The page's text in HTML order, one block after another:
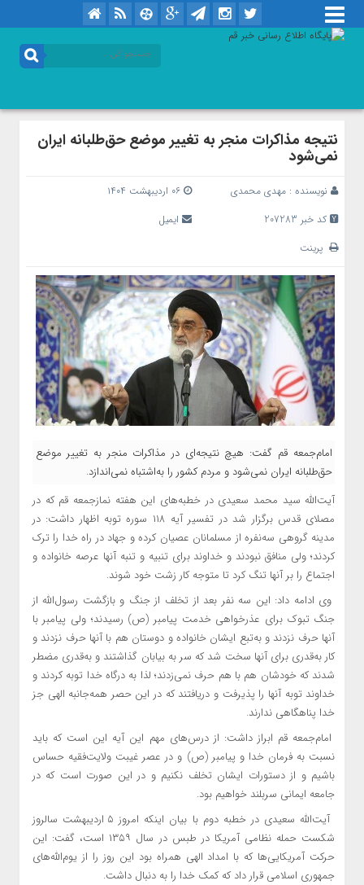
نتیجه‌ مذاکرات منجر به تغییر موضع حق‌طلبانه ایران
نمی‌شود
نویسنده : مهدی محمدی
۰۶ اردیبهشت ۱۴۰۴
کد خبر 207283
ایمیل
پرینت
امام‌جمعه قم گفت: هیچ نتیجه‌ای در مذاکرات منجر به تغییر موضع
حق‌طلبانه ایران نمی‌شود و مردم کشور را به‌اشتباه نمی‌اندازد.
آیت‌الله سید محمد سعیدی در خطبه‌های این هفته نمازجمعه قم که در
مصلای قدس برگزار شد در تفسیر آیه ۱۱۸ سوره توبه اظهار داشت: در
مدینه گروهی سه‌نفره از مسلمانان عصیان کرده و جهاد در راه خدا را ترک
کردند؛ ولی منافق نبودند و خداوند برای تنبیه و تنبه آنها عرصه خانواده و
اجتماع را بر آنها تنگ کرد تا متوجه کار زشت خود شوند.
وی ادامه داد: این سه نفر بعد از تخلف از جنگ و بازگشت رسول‌الله از
جنگ تبوک برای عذرخواهی خدمت پیامبر (ص) رسیدند؛ ولی پیامبر با
آنها حرف نزدند و به‌تبع ایشان خانواده و دوستان هم با آنها حرف نزدند و
کار به‌قدری برای آنها سخت شد که سر به بیابان گذاشتند و به‌قدری مضطر
شدند که خودشان هم با هم حرف نمی‌زدند؛ لذا به درگاه خدا توبه کردند و
خداوند توبه آنها را پذیرفت و دریافتند که در این حصر همه‌جانبه الهی جز
خدا پناهگاهی ندارند.
امام‌جمعه قم ابراز داشت: از درس‌های مهم این آیه این است که باید
نسبت به فرمان خدا و پیامبر (ص) و در عصر غیبت ولایت‌فقیه حساس
باشیم و از دستورات ایشان تخلف نکنیم و در این صورت است که در
جامعه ایمانی سربلند خواهیم بود.
آیت‌الله سعیدی در خطبه دوم با بیان اینکه امروز ۵ اردیبهشت سالروز
شکست حمله نظامی آمریکا در طبس در سال ۱۳۵۹ است، گفت: این
حرکت آمریکایی‌ها که با امداد الهی همراه بود این روز را از یوم‌الله‌های
جمهوری اسلامی قرار داد که کمک خدا را به دنبال داشت.